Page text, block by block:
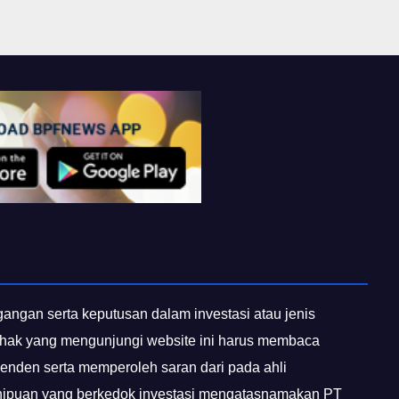
serta keputusan dalam investasi atau jenis
yang mengunjungi website ini harus membaca
serta memperoleh saran dari pada ahli
yang berkedok investasi mengatasnamakan PT